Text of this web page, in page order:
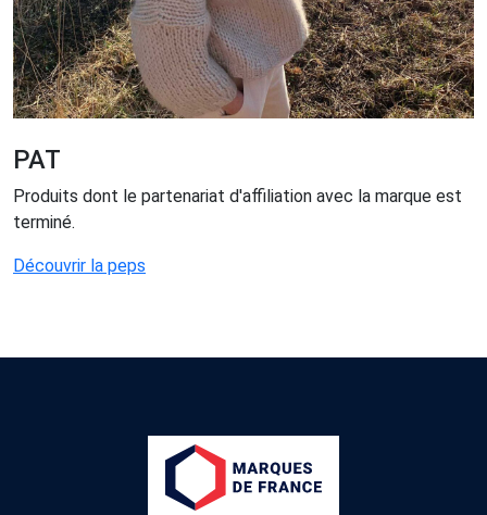
PAT
Produits dont le partenariat d'affiliation avec la marque est
terminé.
Découvrir la peps